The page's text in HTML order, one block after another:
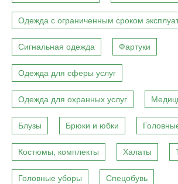
Одежда с ограниченным сроком
Сигнальная одежда Фартуки
Одежда для сферы услуг
Одежда для охранных услуг
Блузы Брюки и юбки
Костюмы, комплекты Халаты
Головные уборы Спецобувь